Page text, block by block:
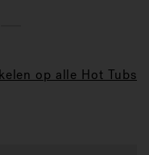
op alle Hot Tubs